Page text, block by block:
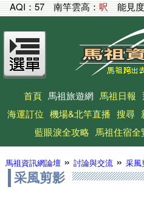
AQI：57 南竿雲高：呎能見
首頁 馬祖旅遊網 馬祖日報
海運訂位 機場&北竿直播 搜尋
藍眼淚全攻略 馬祖住宿全
馬祖資訊網論壇» 討論與交流» 采風
采風剪影